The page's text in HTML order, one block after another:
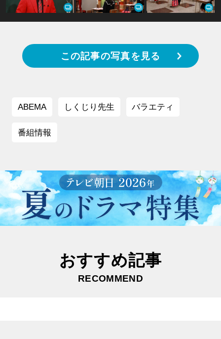
この記事の写真を見る
ABEMA しくじり先生 バラエティ
番組情報
おすすめ記事
RECOMMEND